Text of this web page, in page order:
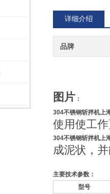
详细介绍
品牌
图片 ：
304不锈钢斩拌机上
使用使工
304不锈钢斩拌机上
成泥状，
主要技术参数：
型号